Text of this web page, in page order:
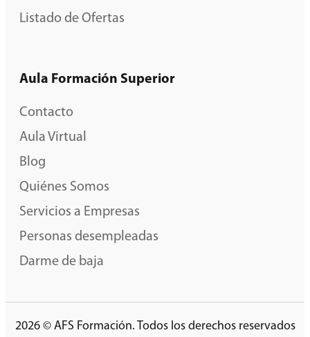
Listado de Ofertas
Aula Formación Superior
Contacto
Aula Virtual
Blog
Quiénes Somos
Servicios a Empresas
Personas desempleadas
Darme de baja
2026 © AFS Formación. Todos los derechos reservados